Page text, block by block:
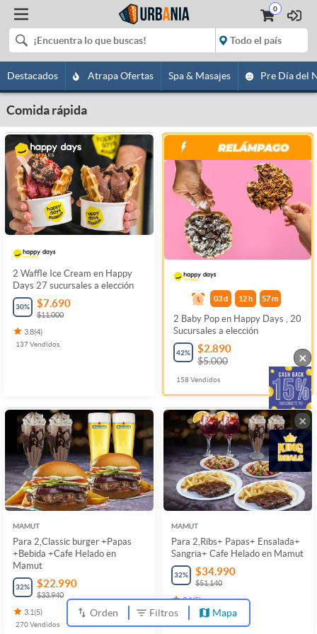
0
Destacados Atrapa Ofertas Spa & Masajes Pre Día del
Comida rápida
2 Waffle Ice Cream en Happy
Days 27 sucursales a elección
30% $7.690
$11.000
3.8(4)
137Vendidos
03 d 12 h 57m
2 Baby Pop en Happy Days , 20
Sucursales a elección
42% $2.890
$5.000
158Vendidos
MAMUT
Para 2,Classic burger +Papas
+Bebida +Cafe Helado en
Mamut
32% $22.990
$33.940
3.1(5)
270Vendidos
MAMUT
Para 2,Ribs+ Papas+ Ensalada+
Sangria+ Cafe Helado en Mamut
32% $34.990
$51.140
3.1(5)
148
Vendidos
Orden Filtros Mapa
×
×